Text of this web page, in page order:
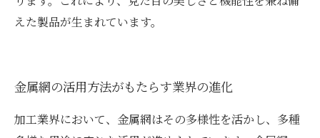
えた製品が生まれています。
金属網の活用方法がもたらす業界の進化
加工業界において、金属網はその多様性を活かし、多種